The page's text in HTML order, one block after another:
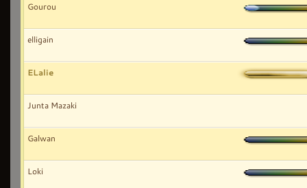
Gourou
elligain
ELalie
Junta Mazaki
Galwan
Loki